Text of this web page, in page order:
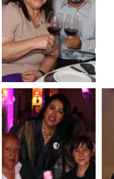
Foto: Francisco
Muñiz